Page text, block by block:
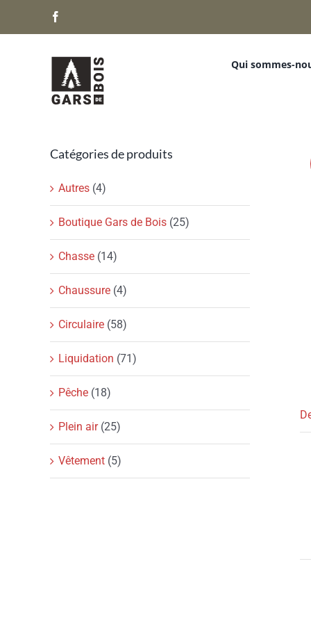
Qui sommes-
Catégories de produits
Autres (4)
Boutique Gars de Bois (25)
Chasse (14)
Chaussure (4)
Circulaire (58)
Liquidation (71)
Pêche (18)
Plein air (25)
Vêtement (5)